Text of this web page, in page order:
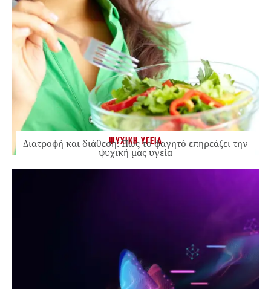
ΨΥΧΙΚΗ ΥΓΕΙΑ
Διατροφή και διάθεση: Πώς το φαγητό επηρεάζει την
ψυχική μας υγεία